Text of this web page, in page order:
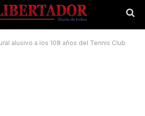
alusivo a los 108 años del Tennis Club